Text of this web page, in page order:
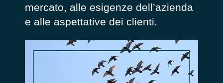
mercato, alle esigenze dell’azienda
e alle aspettative dei clienti.